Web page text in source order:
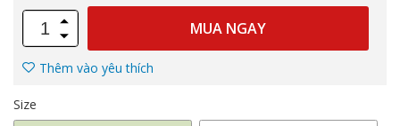
MUA NGAY
Thêm vào yêu thích
Size